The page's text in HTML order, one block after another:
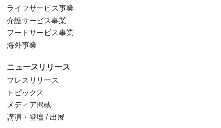
ライフサービス事業
介護サービス事業
フードサービス事業
海外事業
ニュースリリース
プレスリリース
トピックス
メディア掲載
講演・登壇 / 出展